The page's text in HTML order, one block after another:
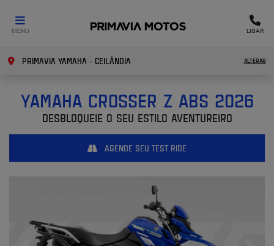
MENU LIGAR
PRIMAVIA YAMAHA - CEILÂNDIA ALTERAR
YAMAHACROSSER Z ABS 2026
DESBLOQUEIE O SEU ESTILO AVENTUREIRO
AGENDE SEU TEST RIDE